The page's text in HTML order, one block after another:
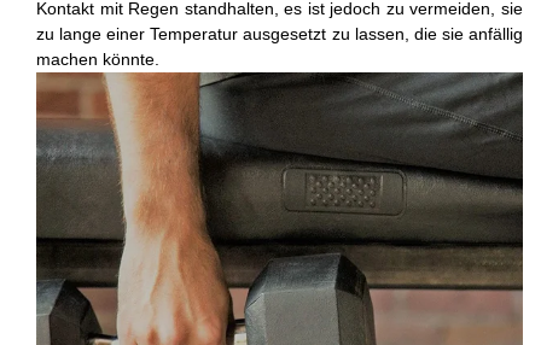
Kontakt mit Regen standhalten, es ist jedoch zu vermeiden, sie
zu lange einer Temperatur ausgesetzt zu lassen, die sie anfällig
machen könnte.